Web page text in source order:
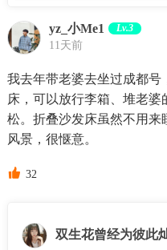
yz_小Me1 Lv.3
11天前
我去年带老婆去坐过成都
床，可以放行李箱、堆老
松。折叠沙发床虽然不用
风景，很惬意。
 32
双生花曾经为彼此